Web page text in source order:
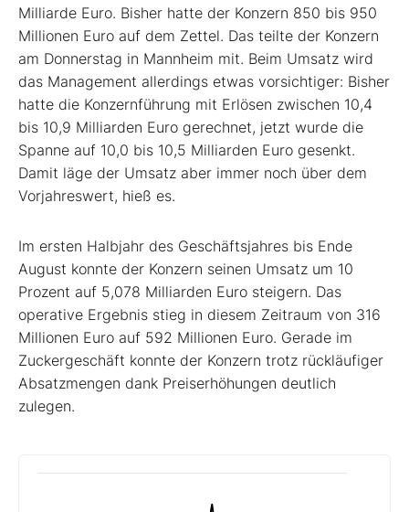
Milliarde Euro. Bisher hatte der Konzern 850 bis 950
Millionen Euro auf dem Zettel. Das teilte der Konzern
am Donnerstag in Mannheim mit. Beim Umsatz wird
das Management allerdings etwas vorsichtiger: Bisher
hatte die Konzernführung mit Erlösen zwischen 10,4
bis 10,9 Milliarden Euro gerechnet, jetzt wurde die
Spanne auf 10,0 bis 10,5 Milliarden Euro gesenkt.
Damit läge der Umsatz aber immer noch über dem
Vorjahreswert, hieß es.
Im ersten Halbjahr des Geschäftsjahres bis Ende
August konnte der Konzern seinen Umsatz um 10
Prozent auf 5,078 Milliarden Euro steigern. Das
operative Ergebnis stieg in diesem Zeitraum von 316
Millionen Euro auf 592 Millionen Euro. Gerade im
Zuckergeschäft konnte der Konzern trotz rückläufiger
Absatzmengen dank Preiserhöhungen deutlich
zulegen.